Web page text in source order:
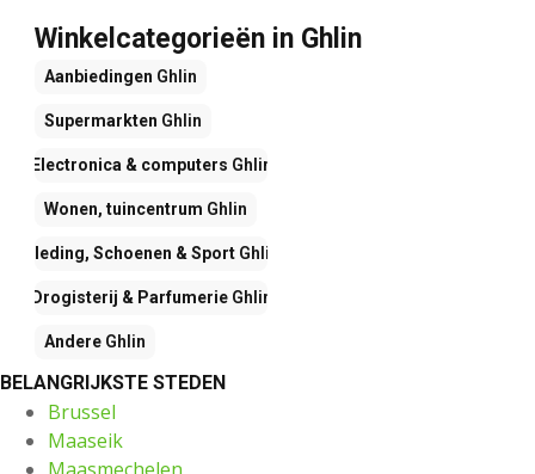
Winkelcategorieën in Ghlin
Aanbiedingen Ghlin
Supermarkten Ghlin
Electronica & computers Ghlin
Wonen, tuincentrum Ghlin
Kleding, Schoenen & SportGhlin
Drogisterij & ParfumerieGhlin
Andere Ghlin
BELANGRIJKSTE STEDEN
Brussel
Maaseik